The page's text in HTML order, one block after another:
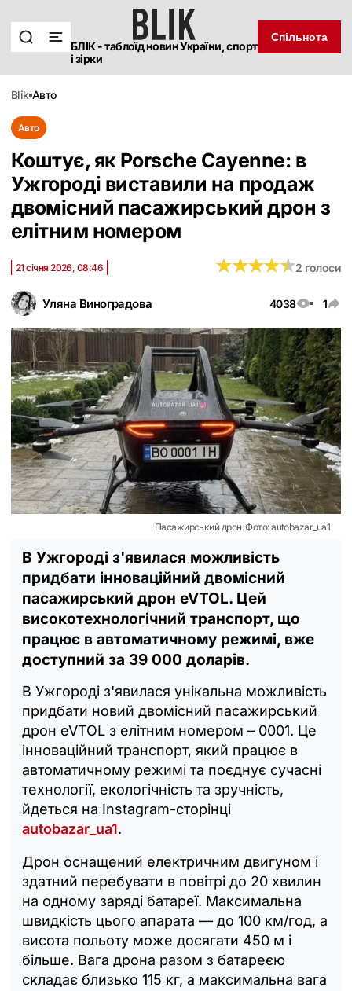
БЛІК - таблоїд новин України, спорт
і зірки
Спільнота
blik авто
Авто
Коштує, як Porsche Cayenne: в
Ужгороді виставили на продаж
двомісний пасажирський дрон з
елітним номером
Уляна Виноградова 4038 1
21 січня 2026, 08:46 ★★★★★
★★★★★2 голоси
Пасажирський дрон. Фото: autobazar_ua1
В Ужгороді з'явилася можливість
придбати інноваційний двомісний
пасажирський дрон eVTOL. Цей
високотехнологічний транспорт, що
працює в автоматичному режимі, вже
доступний за 39 000 доларів.
В Ужгороді з'явилася унікальна можливість
придбати новий двомісний пасажирський
дрон eVTOL з елітним номером – 0001. Це
інноваційний транспорт, який працює в
автоматичному режимі та поєднує сучасні
технології, екологічність та зручність,
йдеться на Instagram-сторінці
autobazar_ua1.
Дрон оснащений електричним двигуном і
здатний перебувати в повітрі до 20 хвилин
на одному заряді батареї. Максимальна
швидкість цього апарата — до 100 км/год, а
висота польоту може досягати 450 м і
більше. Вага дрона разом з батареєю
складає близько 115 кг, а максимальна вага